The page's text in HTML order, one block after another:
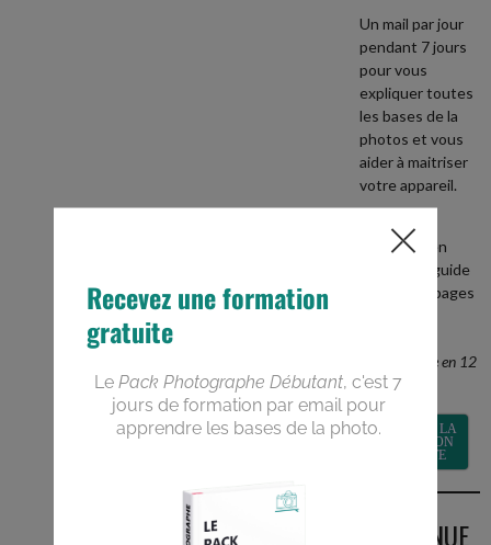
Un mail par jour
pendant 7 jours
pour vous
expliquer toutes
les bases de la
photos et vous
aider à maitriser
votre appareil.
recevez en
BONUS le guide
PDF de 40 pages
photographe en 12
semaines
RECEVOIR LA
FORMATION
GRATUITE
BIENVENUE